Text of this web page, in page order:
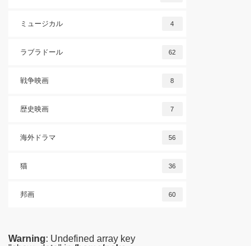
ミュージカル 4
ラブラドール 62
戦争映画 8
歴史映画 7
海外ドラマ 56
猫 36
邦画 60
Warning: Undefined array key